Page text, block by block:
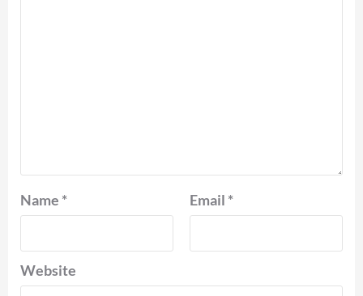
Name * Email *
Website